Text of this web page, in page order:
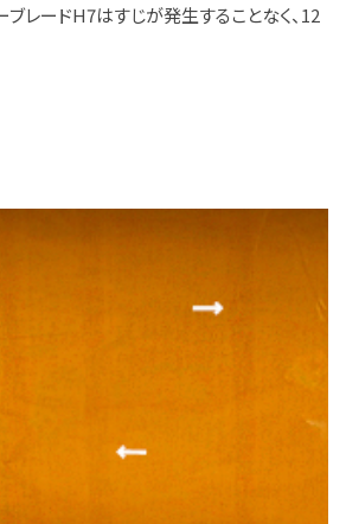
ブレードH7はすじが発生することなく、12